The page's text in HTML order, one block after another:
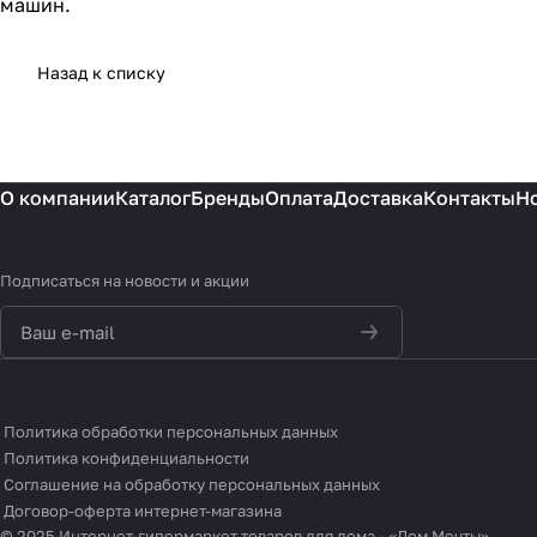
машин.
Назад к списку
О компанииКаталогБрендыОплатаДоставкаКонтакты
Подписаться на новости и акции
Политика обработки персональных данных
Политика конфиденциальности
Соглашение на обработку персональных данных
Договор-оферта интернет-магазина